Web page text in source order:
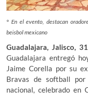
° En el evento, destacan
beisbol mexicano
Guadalajara, Jalisco,
Guadalajara entregó
Jaime Corella por su
Bravas de softball
nacional, celebrado en